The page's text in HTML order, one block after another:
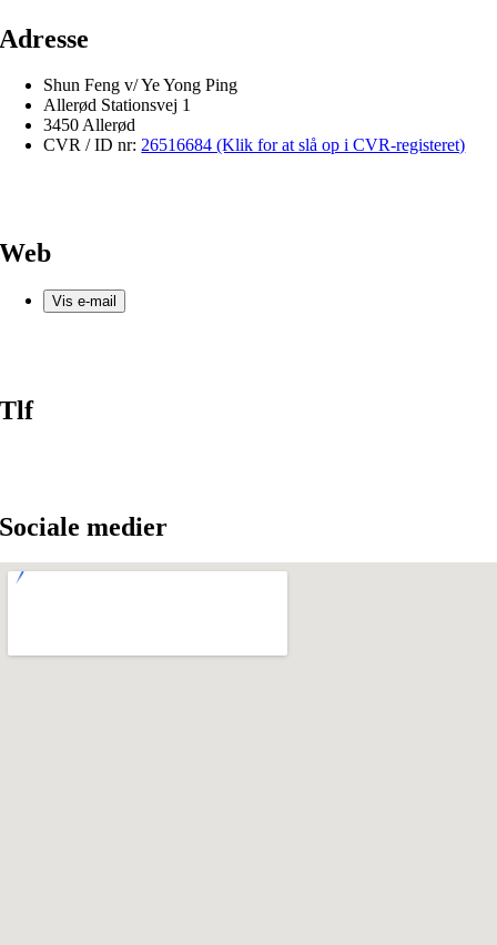
Adresse
Shun Feng v/ Ye Yong Ping
Allerød Stationsvej 1
3450 Allerød
CVR / ID nr: 26516684 (Klik for at slå op i CVR-registeret)
Web
Vis e-mail
Tlf
Sociale medier